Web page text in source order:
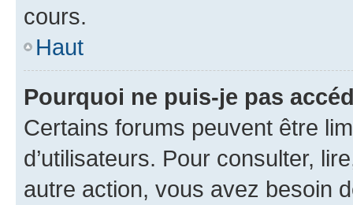
cours.
Haut
Pourquoi ne puis-je pas
Certains forums peuvent être
d’utilisateurs. Pour consulter,
autre action, vous avez besoin